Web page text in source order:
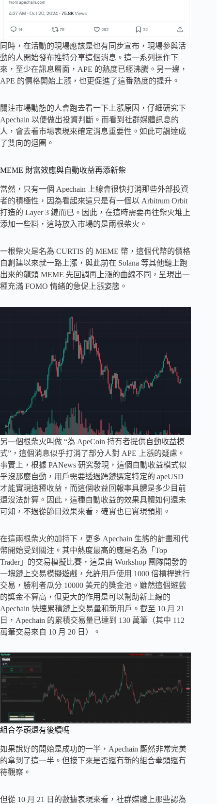
同時，在活動的現場應該是也有同步宣布，現場參與活
動的人開始發布推特分享這個消息。這一系列操作下
來，至少在訊息層面，APE 的熱度已經沸騰。另一邊，
APE 的價格開始上漲，也更促進了這番熱度的提升。
關注市場動態的人會跑去看一下上漲原因，仔細研究下
Apechain 以便做出投資判斷。而看到社群媒體訊息的
人，會去看市場表現來確定消息重要性。如此可謂達成
了雙向的迴圈。
MEME 財富效應與自動收益再添新柴
當然，只有一個 Apechain 上線會很快打消那些外部投資
者的積極性，因為看起來這只是有一個以 Arbitrum Orbit
打造的 Layer 3 鏈而已。因此，在這時需要再往柴火堆上
添加一些料，這時放入市場的是兩根柴火。
一根柴火是名為 CURTIS 的 MEME 幣，這個代幣的價格
自創建以來就一路上漲，與此前在 Solana 等其他鏈上跑
出來的龍頭 MEME 先回調再上漲的曲線不同，呈現出一
種充滿 FOMO 情緒的急促上漲姿態。
另一個根柴火叫做 “為 ApeCoin 持有者提供自動收益模
式”，這個消息似乎打消了部分人對 APE 上漲的疑慮。
事實上，根據 PANews 研究發現，這個自動收益模式似
乎沒那麼自動，用戶需要透過跨鏈選定特定的 apeUSD
才能實現這種收益，而這個收益回報率具體是多少目前
還沒法計算。因此，這種自動收益的效果具體如何還未
可知，不過從節目效果來看，確實也已實現預期。
在這兩根柴火的加持下，更多 Apechain 生態的計畫和代
幣開始受到關注。其中熱度最高的應是名為「Top
Trader」的交易模擬比賽，這是由 Workshop 團隊開發的
一塊鏈上交易模擬遊戲，允許用戶使用 1000 倍槓桿進行
交易，勝利者瓜分 10000 美元的獎金池。雖然這個遊戲
的獎金不算高，但更大的作用是可以幫助新上線的
Apechain 快速累積鏈上交易量和新用戶。截至 10 月 21
日，Apechain 的累積交易量已達到 130 萬筆（其中 112
萬筆交易來自 10 月 20 日）。
組合拳頭還有後續嗎
如果說好的開始是成功的一半，Apechain 顯然非常完美
的拿到了這一半。但接下來是否還有新的組合拳頭還有
待觀察。
但從 10 月 21 日的數據表現來看，社群媒體上那些認為